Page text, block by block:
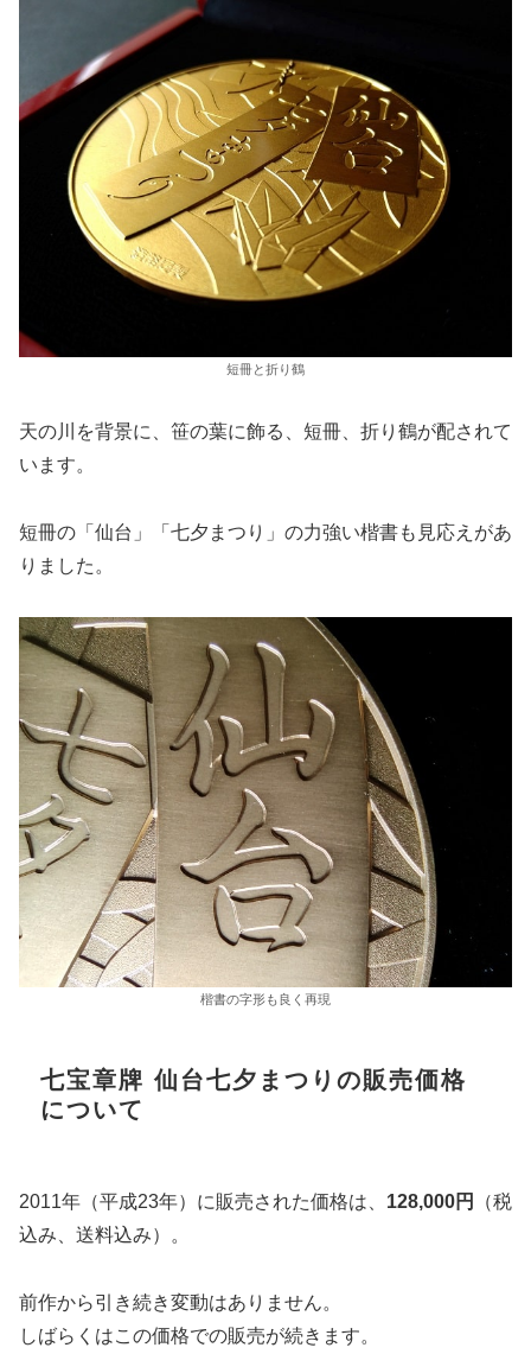
短冊と折り鶴
天の川を背景に、笹の葉に飾る、短冊、折り鶴が配されて
います。
短冊の「仙台」「七夕まつり」の力強い楷書も見応えがあ
りました。
楷書の字形も良く再現
七宝章牌 仙台七夕まつりの販売価格
について
2011年（平成23年）に販売された価格は、 128,000円
（税
込み、送料込み）。
前作から引き続き変動はありません。
しばらくはこの価格での販売が続きます。